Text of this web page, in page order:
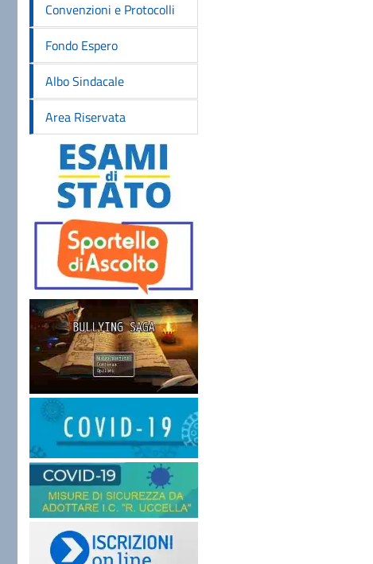
Convenzioni e Protocolli
Fondo Espero
Albo Sindacale
Area Riservata